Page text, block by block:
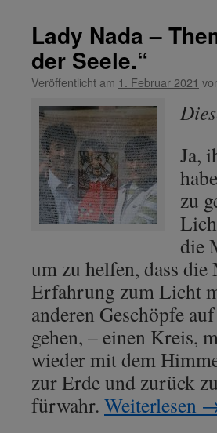
Lady Nada –
der Seele.“
Veröffentlicht am 1. Februar 2021
Ja,
zu
die
um zu helfen, dass die
Erfahrung zum Licht
anderen Geschöpfe
gehen, – einen Kreis,
wieder mit dem
zur Erde und zurück
fürwahr. Weiterlesen